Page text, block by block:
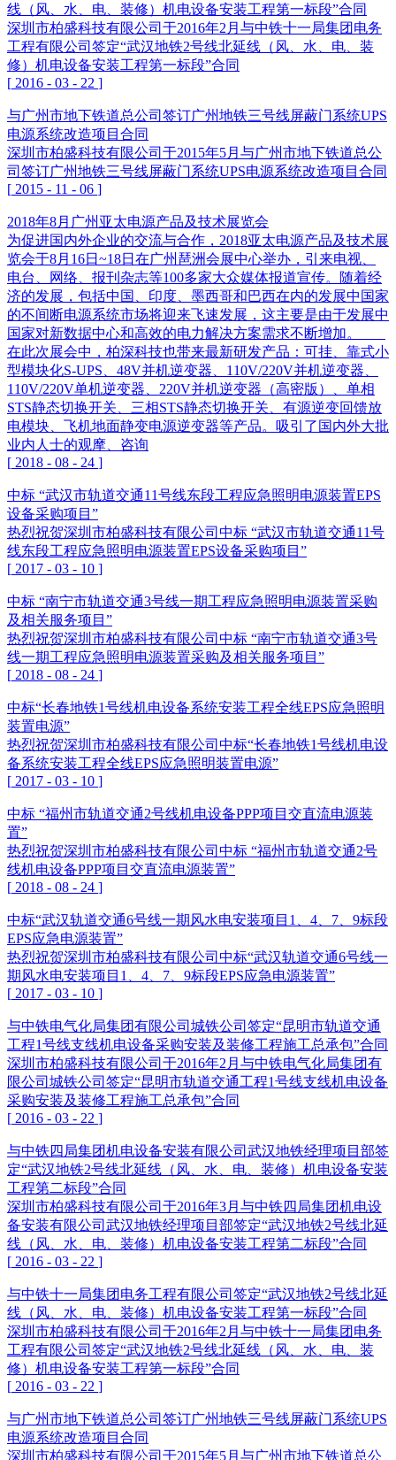
线（风、水、电、装修）机电设备安装工程第一标段”合同
深圳市柏盛科技有限公司于2016年2月与中铁十一局集团电务
工程有限公司签定“武汉地铁2号线北延线（风、水、电、装
修）机电设备安装工程第一标段”合同
[ 2016 - 03 - 22 ]
与广州市地下铁道总公司签订广州地铁三号线屏蔽门系统UPS
电源系统改造项目合同
深圳市柏盛科技有限公司于2015年5月与广州市地下铁道总公
司签订广州地铁三号线屏蔽门系统UPS电源系统改造项目合同
[ 2015 - 11 - 06 ]
2018年8月广州亚太电源产品及技术展览会
为促进国内外企业的交流与合作，2018亚太电源产品及技术展
览会于8月16日~18日在广州琶洲会展中心举办，引来电视、
电台、网络、报刊杂志等100多家大众媒体报道宣传。随着经
济的发展，包括中国、印度、墨西哥和巴西在内的发展中国家
的不间断电源系统市场将迎来飞速发展，这主要是由于发展中
国家对新数据中心和高效的电力解决方案需求不断增加。
在此次展会中，柏深科技也带来最新研发产品：可挂、靠式小
型模块化S-UPS、48V并机逆变器、110V/220V并机逆变器、
110V/220V单机逆变器、220V并机逆变器（高密版）、单相
STS静态切换开关、三相STS静态切换开关、有源逆变回馈放
电模块、飞机地面静变电源逆变器等产品。吸引了国内外大批
业内人士的观摩、咨询
[ 2018 - 08 - 24 ]
中标 “武汉市轨道交通11号线东段工程应急照明电源装置EPS
设备采购项目”
热烈祝贺深圳市柏盛科技有限公司中标 “武汉市轨道交通11号
线东段工程应急照明电源装置EPS设备采购项目”
[ 2017 - 03 - 10 ]
中标 “南宁市轨道交通3号线一期工程应急照明电源装置采购
及相关服务项目”
热烈祝贺深圳市柏盛科技有限公司中标 “南宁市轨道交通3号
线一期工程应急照明电源装置采购及相关服务项目”
[ 2018 - 08 - 24 ]
中标“长春地铁1号线机电设备系统安装工程全线EPS应急照明
装置电源”
热烈祝贺深圳市柏盛科技有限公司中标“长春地铁1号线机电设
备系统安装工程全线EPS应急照明装置电源”
[ 2017 - 03 - 10 ]
中标 “福州市轨道交通2号线机电设备PPP项目交直流电源装
置”
热烈祝贺深圳市柏盛科技有限公司中标 “福州市轨道交通2号
线机电设备PPP项目交直流电源装置”
[ 2018 - 08 - 24 ]
中标“武汉轨道交通6号线一期风水电安装项目1、4、7、9标段
EPS应急电源装置”
热烈祝贺深圳市柏盛科技有限公司中标“武汉轨道交通6号线一
期风水电安装项目1、4、7、9标段EPS应急电源装置”
[ 2017 - 03 - 10 ]
与中铁电气化局集团有限公司城铁公司签定“昆明市轨道交通
工程1号线支线机电设备采购安装及装修工程施工总承包”合同
深圳市柏盛科技有限公司于2016年2月与中铁电气化局集团有
限公司城铁公司签定“昆明市轨道交通工程1号线支线机电设备
采购安装及装修工程施工总承包”合同
[ 2016 - 03 - 22 ]
与中铁四局集团机电设备安装有限公司武汉地铁经理项目部签
定“武汉地铁2号线北延线（风、水、电、装修）机电设备安装
工程第二标段”合同
深圳市柏盛科技有限公司于2016年3月与中铁四局集团机电设
备安装有限公司武汉地铁经理项目部签定“武汉地铁2号线北延
线（风、水、电、装修）机电设备安装工程第二标段”合同
[ 2016 - 03 - 22 ]
与中铁十一局集团电务工程有限公司签定“武汉地铁2号线北延
线（风、水、电、装修）机电设备安装工程第一标段”合同
深圳市柏盛科技有限公司于2016年2月与中铁十一局集团电务
工程有限公司签定“武汉地铁2号线北延线（风、水、电、装
修）机电设备安装工程第一标段”合同
[ 2016 - 03 - 22 ]
与广州市地下铁道总公司签订广州地铁三号线屏蔽门系统UPS
电源系统改造项目合同
深圳市柏盛科技有限公司于2015年5月与广州市地下铁道总公